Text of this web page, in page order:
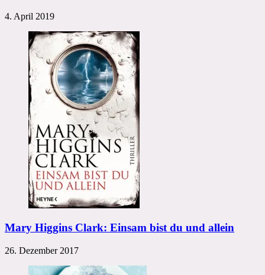
4. April 2019
Mary Higgins Clark: Einsam bist du und allein
26. Dezember 2017